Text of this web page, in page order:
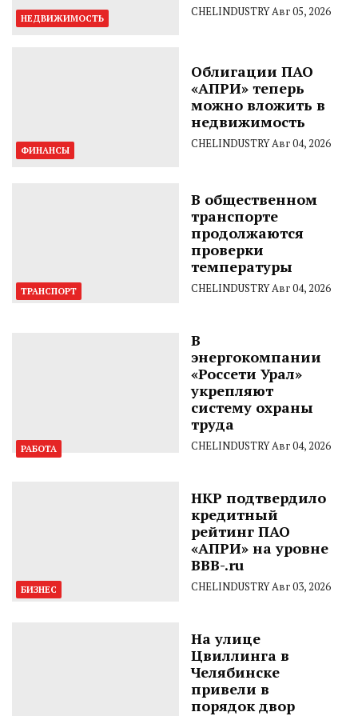
НЕДВИЖИМОСТЬ CHELINDUSTRYАвг 05, 2026
ФИНАНСЫ
Облигации ПАО
«АПРИ» теперь
можно вложить в
недвижимость
CHELINDUSTRYАвг 04, 2026
ТРАНСПОРТ
В общественном
транспорте
продолжаются
проверки
температуры
CHELINDUSTRYАвг 04, 2026
РАБОТА
В
энергокомпании
«Россети Урал»
укрепляют
систему охраны
труда
CHELINDUSTRYАвг 04, 2026
БИЗНЕС
НКР подтвердило
кредитный
рейтинг ПАО
«АПРИ» на уровне
BBB-.ru
CHELINDUSTRYАвг 03, 2026
На улице
Цвиллинга в
Челябинске
привели в
порядок двор